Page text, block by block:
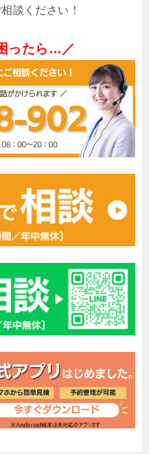
談ください！
ったら…／